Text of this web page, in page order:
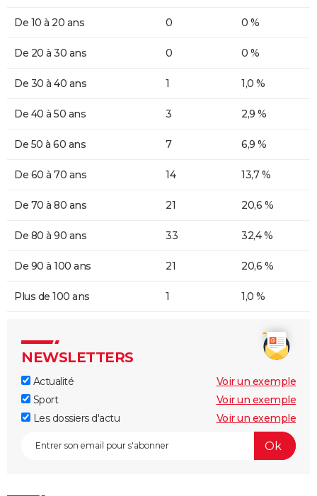
De 10 à 20 ans 0 0 %
De 20 à 30 ans 0 0 %
De 30 à 40 ans 1 1,0 %
De 40 à 50 ans 3 2,9 %
De 50 à 60 ans 7 6,9 %
De 60 à 70 ans 14 13,7 %
De 70 à 80 ans 21 20,6 %
De 80 à 90 ans 33 32,4 %
De 90 à 100 ans 21 20,6 %
Plus de 100 ans 1 1,0 %
NEWSLETTERS
Actualité
Voir un exemple
Sport
Voir un exemple
Les dossiers d'actu
Voir un exemple